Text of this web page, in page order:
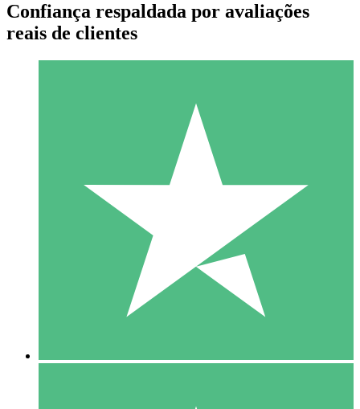
Pacotes de Créditos Individuais
Pague conforme o uso com créditos de download. Sem
1000
Confiança respaldada por avaliações
reais de clientes